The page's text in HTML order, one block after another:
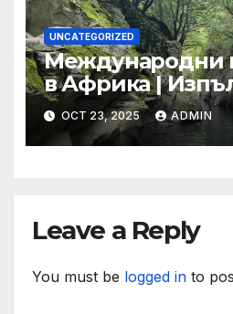
UNCATEGORIZED
Международни
в Африка |
агенция за
малките и
предприятия
OCT 23, 2025 ADMIN
Leave a Reply
You must be logged in to